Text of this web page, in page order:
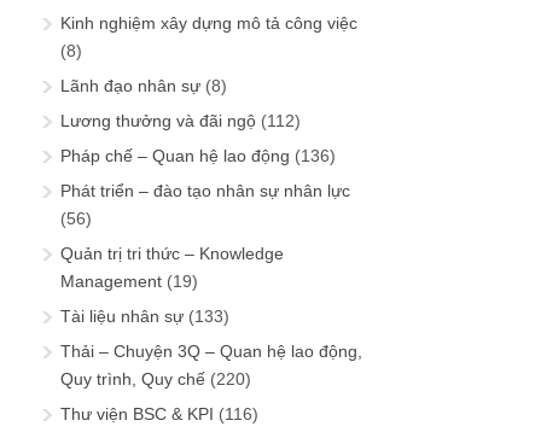
Kinh nghiệm xây dựng mô tả công việc
(8)
Lãnh đạo nhân sự (8)
Lương thưởng và đãi ngộ (112)
Pháp chế – Quan hệ lao động (136)
Phát triển – đào tạo nhân sự nhân lực
(56)
Quản trị tri thức – Knowledge
Management (19)
Tài liệu nhân sự (133)
Thải – Chuyện 3Q – Quan hệ lao động,
Quy trình, Quy chế (220)
Thư viện BSC & KPI (116)